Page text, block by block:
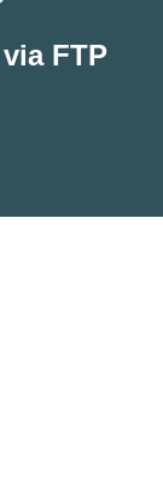
FTP